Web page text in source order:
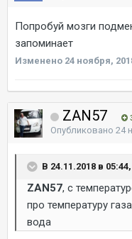
Попробуй мозги
запоминает
Изменено 24 ноября,
ZAN57
Опубликовано 24
В 24.11.2018 в
ZAN57, с
про температуру
вода